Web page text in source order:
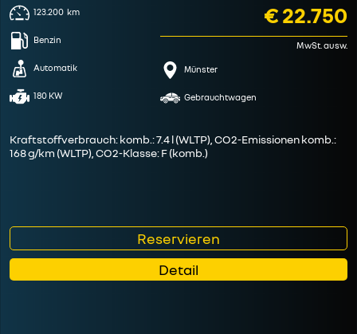
123.200 km
Benzin
Automatik
180 KW
€ 22.750
MwSt. ausw.
Münster
Gebrauchtwagen
Kraftstoffverbrauch: komb.: 7.4 l (WLTP), CO2-Emissionen komb.:
168 g/km (WLTP), CO2-Klasse: F (komb.)
Reservieren
Detail